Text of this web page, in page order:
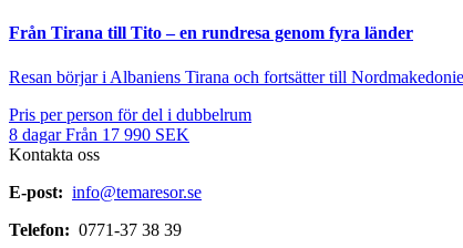
Från Tirana till Tito – en rundresa genom fyra länder
Resan börjar i Albaniens Tirana och fortsätter till
Pris per person för del i dubbelrum
8 dagar Från 17 990 SEK
Kontakta oss
E-post: info@temaresor.se
Telefon: 0771-37 38 39